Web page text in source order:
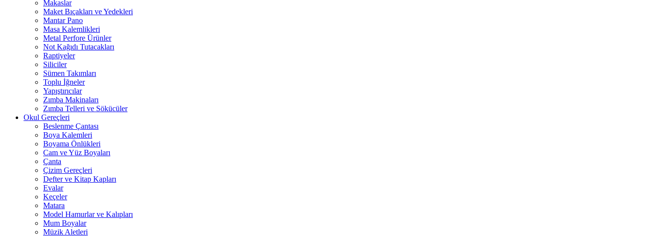
Makaslar
Maket Bıçakları ve Yedekleri
Mantar Pano
Masa Kalemlikleri
Metal Perfore Ürünler
Not Kağıdı Tutacakları
Raptiyeler
Siliciler
Sümen Takımları
Toplu İğneler
Yapıştırıcılar
Zımba Makinaları
Zımba Telleri ve Sökücüler
Okul Gereçleri
Beslenme Çantası
Boya Kalemleri
Boyama Önlükleri
Cam ve Yüz Boyaları
Çanta
Çizim Gereçleri
Defter ve Kitap Kapları
Evalar
Keçeler
Matara
Model Hamurlar ve Kalıpları
Mum Boyalar
Müzik Aletleri